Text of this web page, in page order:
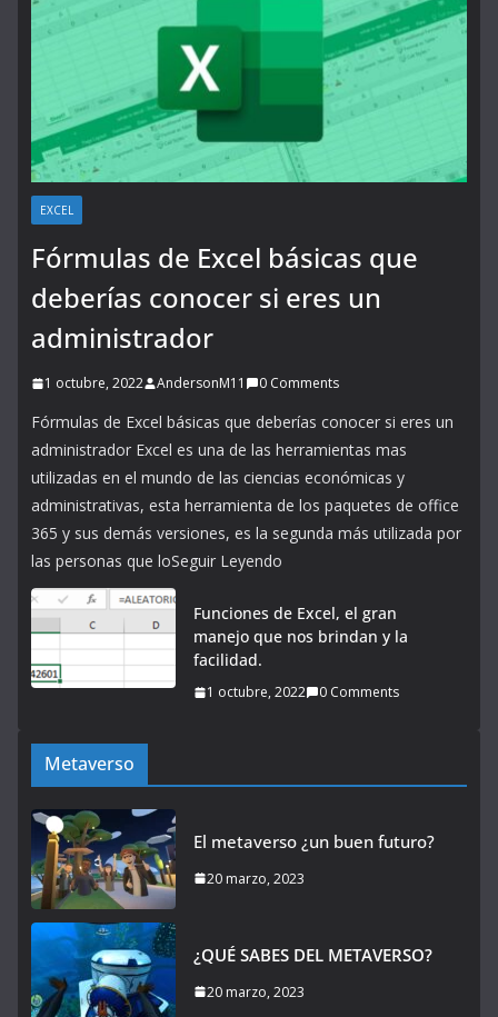
EXCEL
Fórmulas de Excel básicas que
deberías conocer si eres un
administrador
1 octubre, 2022 AndersonM11 0 Comments
Fórmulas de Excel básicas que deberías conocer si eres un
administrador Excel es una de las herramientas mas
utilizadas en el mundo de las ciencias económicas y
administrativas, esta herramienta de los paquetes de office
365 y sus demás versiones, es la segunda más utilizada por
las personas que loSeguir Leyendo
Funciones de Excel, el gran
manejo que nos brindan y la
facilidad.
1 octubre, 2022 0 Comments
Metaverso
El metaverso ¿un buen futuro?
20 marzo, 2023
¿QUÉ SABES DEL METAVERSO?
20 marzo, 2023